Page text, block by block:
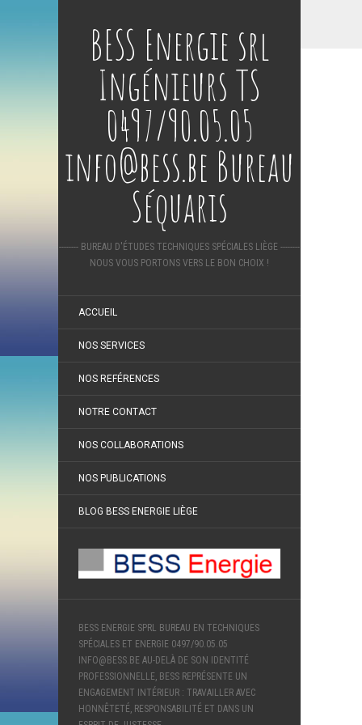
BESS Energie srl
Ingénieurs TS
0497/90.05.05
info@bess.be Bureau
Séquaris
-------- BUREAU D'ÉTUDES TECHNIQUES SPÉCIALES LIÈGE --------
NOUS VOUS PORTONS VERS LE BON CHOIX !
ACCUEIL
NOS SERVICES
NOS REFÉRENCES
NOTRE CONTACT
NOS COLLABORATIONS
NOS PUBLICATIONS
BLOG BESS ENERGIE LIÈGE
BESS ENERGIE SPRL BUREAU EN TECHNIQUES
SPÉCIALES ET ENERGIE 0497/90.05.05
INFO@BESS.BE AU-DELÀ DE SON IDENTITÉ
PROFESSIONNELLE, BESS REPRÉSENTE UN
ENGAGEMENT INTÉRIEUR : TRAVAILLER AVEC
HONNÊTETÉ, RESPONSABILITÉ ET DANS UN